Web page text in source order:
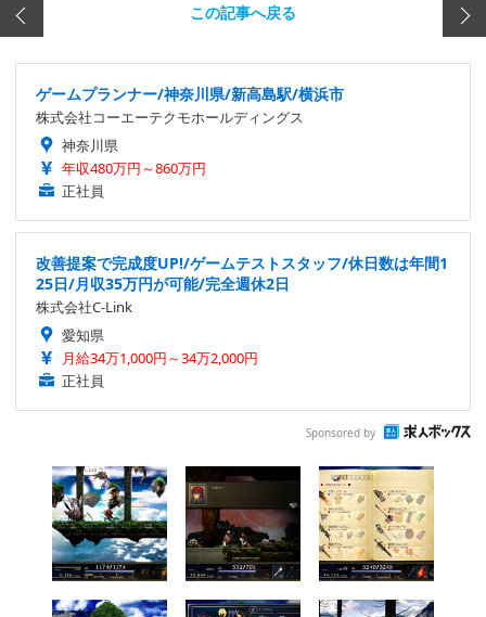
この記事へ戻る
ゲームプランナー/神奈川県/新高島駅/横浜市
株式会社コーエーテクモホールディングス
神奈川県
年収480万円～860万円
正社員
改善提案で完成度UP!/ゲームテストスタッフ/休日数は年間1
25日/月収35万円が可能/完全週休2日
株式会社C-Link
愛知県
月給34万1,000円～34万2,000円
正社員
Sponsored by